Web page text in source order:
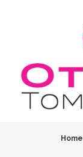
Home